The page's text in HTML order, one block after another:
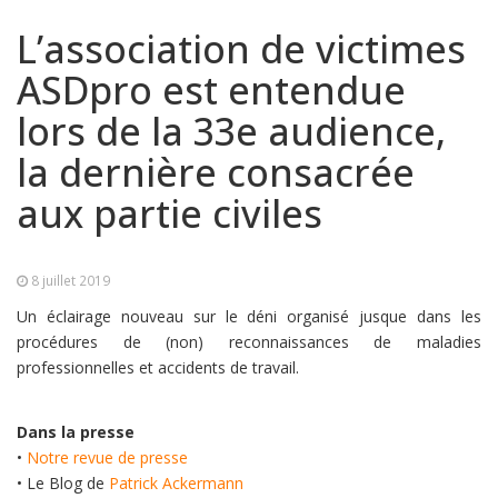
L’association de victimes
ASDpro est entendue
lors de la 33e audience,
la dernière consacrée
aux partie civiles
8 juillet 2019
Un éclairage nouveau sur le déni organisé jusque dans les
procédures de (non) reconnaissances de maladies
professionnelles et accidents de travail.
Dans la presse
• Notre revue de presse
• Le Blog de Patrick Ackermann